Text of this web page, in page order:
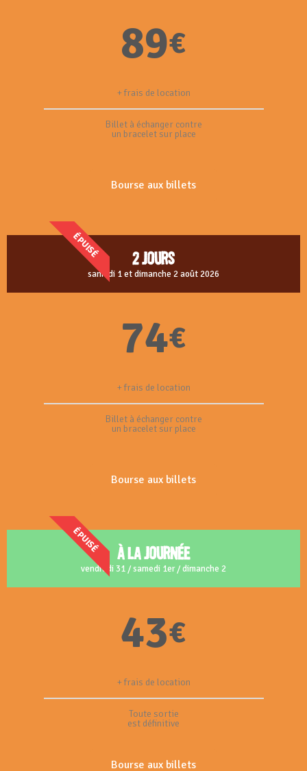
89€
+ frais de location
Billet à échanger contre
un bracelet sur place
Bourse aux billets
ÉPUISÉ 2 jours
samedi 1 et dimanche 2 août 2026
74€
+ frais de location
Billet à échanger contre
un bracelet sur place
Bourse aux billets
ÉPUISÉ à la journée
vendredi 31 / samedi 1er / dimanche 2
43€
+ frais de location
Toute sortie
est définitive
Bourse aux billets